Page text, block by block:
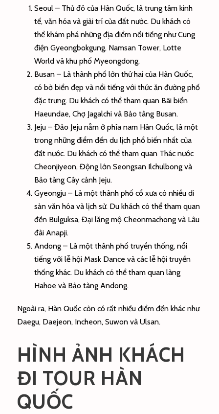
Seoul – Thủ đô của Hàn Quốc, là trung tâm kinh
tế, văn hóa và giải trí của đất nước. Du khách có
thể khám phá những địa điểm nổi tiếng như Cung
điện Gyeongbokgung, Namsan Tower, Lotte
World và khu phố Myeongdong.
Busan – Là thành phố lớn thứ hai của Hàn Quốc,
có bờ biển đẹp và nổi tiếng với thức ăn đường phố
đặc trưng. Du khách có thể tham quan Bãi biển
Haeundae, Chợ Jagalchi và Bảo tàng Busan.
Jeju – Đảo Jeju nằm ở phía nam Hàn Quốc, là một
trong những điểm đến du lịch phổ biến nhất của
đất nước. Du khách có thể tham quan Thác nước
Cheonjiyeon, Động lớn Seongsan Ilchulbong và
Bảo tàng Cây cảnh Jeju.
Gyeongju – Là một thành phố cổ xưa có nhiều di
sản văn hóa và lịch sử. Du khách có thể tham quan
đền Bulguksa, Đại lăng mộ Cheonmachong và Lâu
đài Anapji.
Andong – Là một thành phố truyền thống, nổi
tiếng với lễ hội Mask Dance và các lễ hội truyền
thống khác. Du khách có thể tham quan làng
Hahoe và Bảo tàng Andong.
Ngoài ra, Hàn Quốc còn có rất nhiều điểm đến khác như
Daegu, Daejeon, Incheon, Suwon và Ulsan.
HÌNH ẢNH KHÁCH
ĐI TOUR HÀN
QUỐC